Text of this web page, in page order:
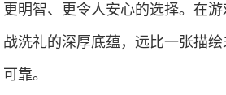
更明智、更令人安心的选择。在
战洗礼的深厚底蕴，远比一张描
可靠。